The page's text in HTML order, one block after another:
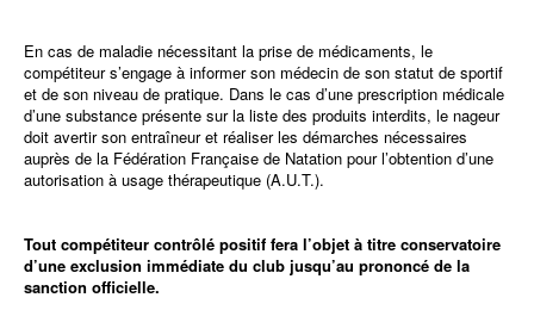
En cas de maladie nécessitant la prise de médicaments, le
compétiteur s’engage à informer son médecin de son statut de sportif
et de son niveau de pratique. Dans le cas d’une prescription médicale
d’une substance présente sur la liste des produits interdits, le nageur
doit avertir son entraîneur et réaliser les démarches nécessaires
auprès de la Fédération Française de Natation pour l’obtention d’une
autorisation à usage thérapeutique (A.U.T.).
Tout compétiteur contrôlé positif fera l’objet à titre conservatoire
d’une exclusion immédiate du club jusqu’au prononcé de la
sanction officielle.